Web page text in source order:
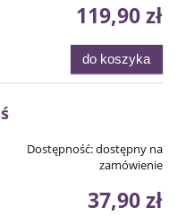
119,90 zł
do koszyka
Dostępność:dostępny na
zamówienie
37,90 zł